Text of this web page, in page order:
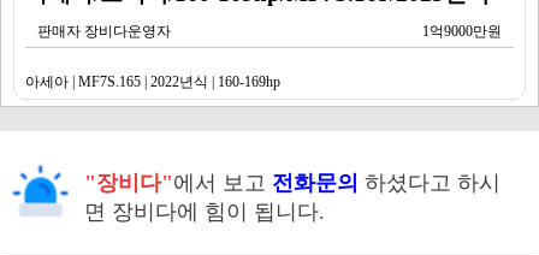
판매자 장비다운영자 1억9000만원
아세아 | MF7S.165 | 2022년식 | 160-169hp
"장비다"에서 보고 전화문의 하셨다고 하시
면 장비다에 힘이 됩니다.